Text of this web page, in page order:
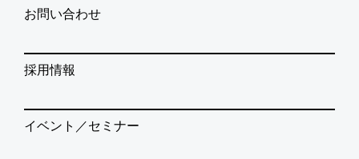
お問い合わせ
採用情報
イベント／セミナー